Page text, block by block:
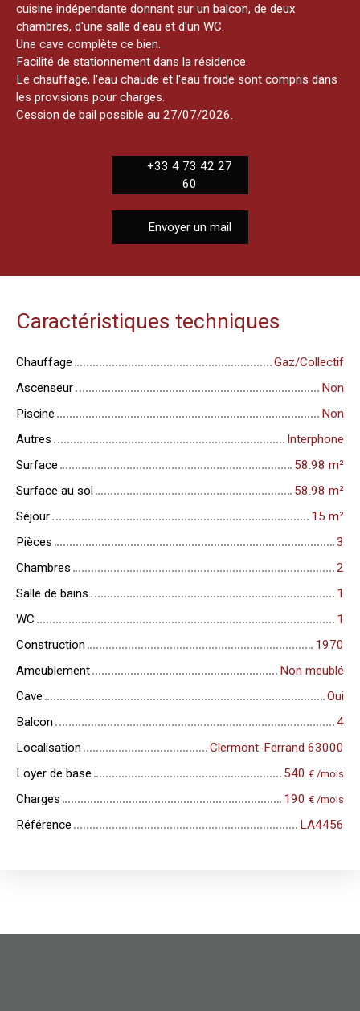
cuisine indépendante donnant sur un balcon, de deux
chambres, d'une salle d'eau et d'un WC.
Une cave complète ce bien.
Facilité de stationnement dans la résidence.
Le chauffage, l'eau chaude et l'eau froide sont compris dans
les provisions pour charges.
Cession de bail possible au 27/07/2026.
+33 4 73 42 27
60
Envoyer un mail
Caractéristiques techniques
Chauffage
Gaz/Collectif
Ascenseur
Non
Piscine
Non
Autres
Interphone
Surface
58.98 m²
Surface au sol
58.98 m²
Séjour
15 m²
Pièces
3
Chambres
2
Salle de bains
1
WC
1
Construction
1970
Ameublement
Non meublé
Cave
Oui
Balcon
4
Localisation
Clermont-Ferrand 63000
Loyer de base
540 € /mois
Charges 190 € /mois
Référence LA4456